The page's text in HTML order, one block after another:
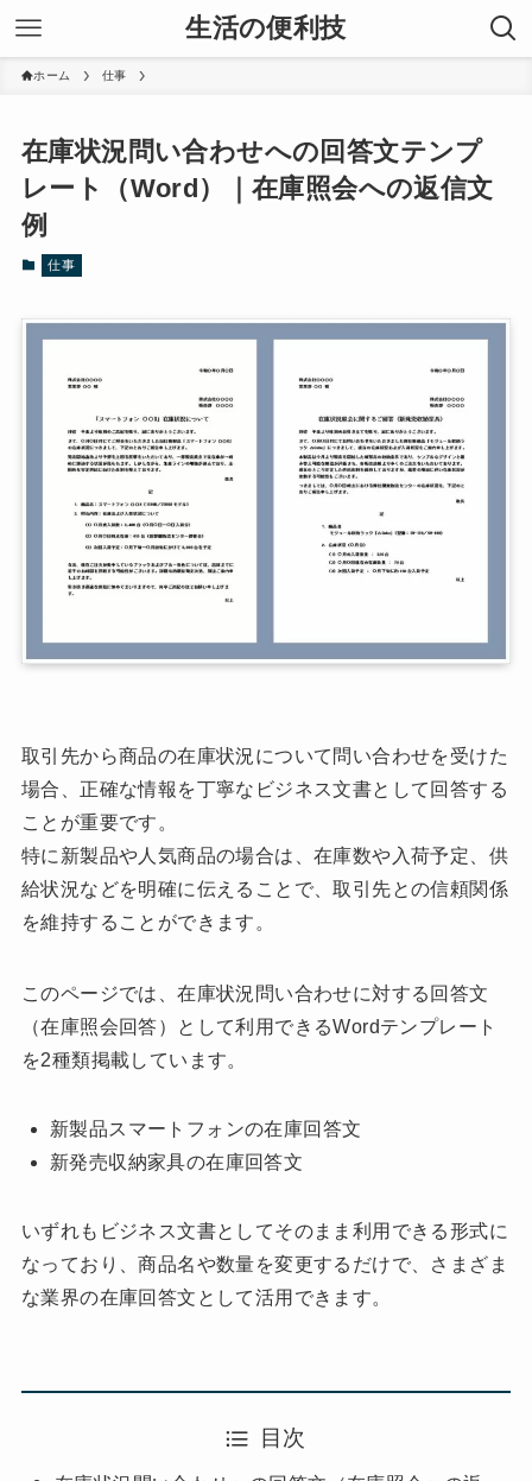
生活の便利技
ホーム 仕事
在庫状況問い合わせへの回答文テンプ
レート（Word）｜在庫照会への返信文
例
仕事
取引先から商品の在庫状況について問い合わせを受けた
場合、正確な情報を丁寧なビジネス文書として回答する
ことが重要です。
特に新製品や人気商品の場合は、在庫数や入荷予定、供
給状況などを明確に伝えることで、取引先との信頼関係
を維持することができます。
このページでは、在庫状況問い合わせに対する回答文
（在庫照会回答）として利用できるWordテンプレート
を2種類掲載しています。
新製品スマートフォンの在庫回答文
新発売収納家具の在庫回答文
いずれもビジネス文書としてそのまま利用できる形式に
なっており、商品名や数量を変更するだけで、さまざま
な業界の在庫回答文として活用できます。
目次